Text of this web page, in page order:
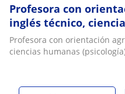
Profesora con
inglés técnico,
para adolescentes
Profesora con orientación
ciencias humanas